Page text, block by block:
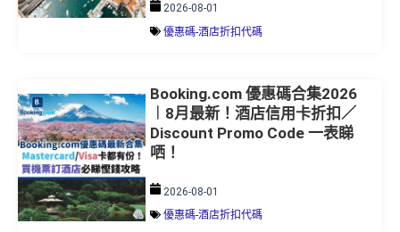
2026-08-01
優惠碼-酒店折扣代碼
Booking.com 優惠碼合集2026
︱8月最新！酒店信用卡折扣／
Discount Promo Code 一表睇
哂！
2026-08-01
優惠碼-酒店折扣代碼